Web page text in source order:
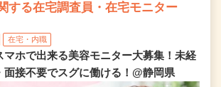
する在宅調査員・在宅モニター
在宅・内職
マホで出来る美容モニター大募集！未経
面接不要でスグに働ける！@静岡県